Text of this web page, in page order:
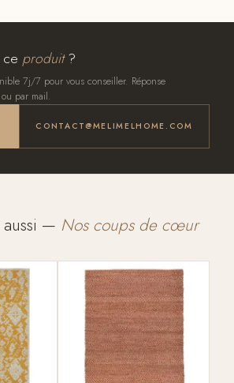
ce produit?
7j/7 pour vous conseiller. Réponse
par mail.
CONTACT@MELIMELHOME.COM
aussi — Nos coups de cœur